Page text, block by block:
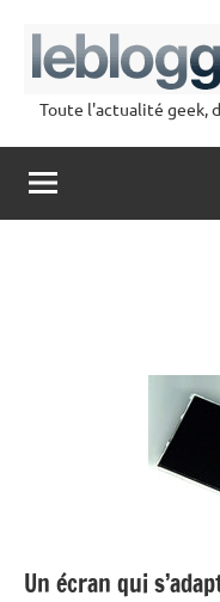
contenu
lebloggadget
Toute l'actualité geek,
Un écran qui